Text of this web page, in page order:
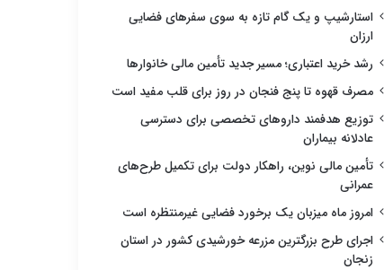
استارشیپ و یک گام تازه به سوی سفرهای فضایی
ارزان
رشد خرید اعتباری؛ مسیر جدید تأمین مالی خانوارها
مصرف قهوه تا پنج فنجان در روز برای قلب مفید است
توزیع هدفمند داروهای تخصصی برای دسترسی
عادلانه بیماران
تأمین مالی نوین، راهکار دولت برای تکمیل طرح‌های
عمرانی
امروز ماه میزبان یک برخورد فضایی غیرمنتظره است
اجرای طرح بزرگترین مزرعه خورشیدی کشور در استان
زنجان